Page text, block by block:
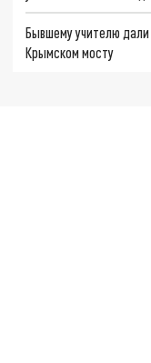
Бывшему учителю дали
Крымском мосту